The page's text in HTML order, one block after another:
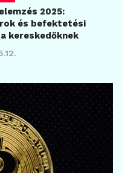
2025:
és befektetési
kereskedőknek